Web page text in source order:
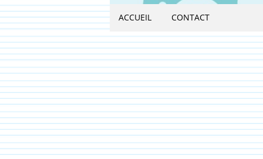
ACCUEIL CONTACT